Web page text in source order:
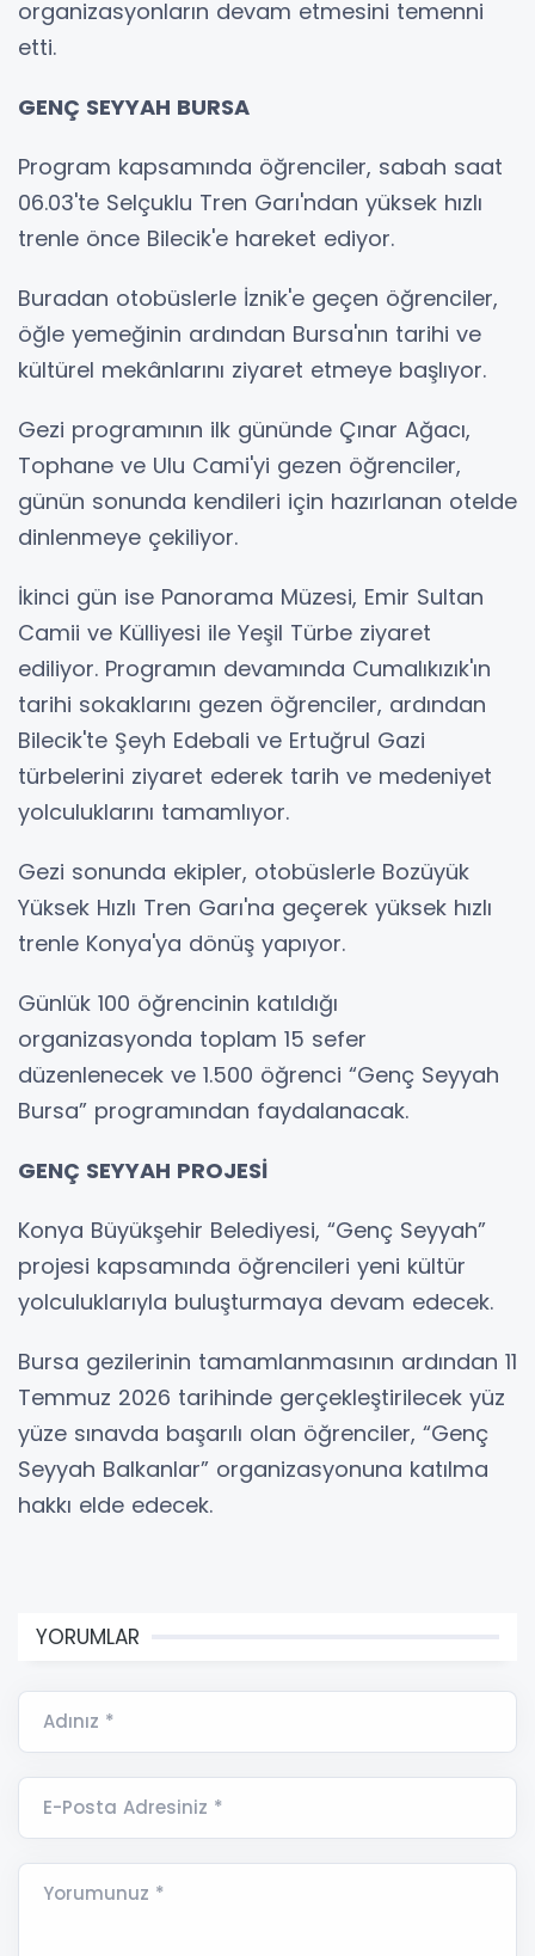
organizasyonların devam etmesini temenni
etti.
GENÇ SEYYAH BURSA
Program kapsamında öğrenciler, sabah saat
06.03'te Selçuklu Tren Garı'ndan yüksek hızlı
trenle önce Bilecik'e hareket ediyor.
Buradan otobüslerle İznik'e geçen öğrenciler,
öğle yemeğinin ardından Bursa'nın tarihi ve
kültürel mekânlarını ziyaret etmeye başlıyor.
Gezi programının ilk gününde Çınar Ağacı,
Tophane ve Ulu Cami'yi gezen öğrenciler,
günün sonunda kendileri için hazırlanan otelde
dinlenmeye çekiliyor.
İkinci gün ise Panorama Müzesi, Emir Sultan
Camii ve Külliyesi ile Yeşil Türbe ziyaret
ediliyor. Programın devamında Cumalıkızık'ın
tarihi sokaklarını gezen öğrenciler, ardından
Bilecik'te Şeyh Edebali ve Ertuğrul Gazi
türbelerini ziyaret ederek tarih ve medeniyet
yolculuklarını tamamlıyor.
Gezi sonunda ekipler, otobüslerle Bozüyük
Yüksek Hızlı Tren Garı'na geçerek yüksek hızlı
trenle Konya'ya dönüş yapıyor.
Günlük 100 öğrencinin katıldığı
organizasyonda toplam 15 sefer
düzenlenecek ve 1.500 öğrenci “Genç Seyyah
Bursa” programından faydalanacak.
GENÇ SEYYAH PROJESİ
Konya Büyükşehir Belediyesi, “Genç Seyyah”
projesi kapsamında öğrencileri yeni kültür
yolculuklarıyla buluşturmaya devam edecek.
Bursa gezilerinin tamamlanmasının ardından 11
Temmuz 2026 tarihinde gerçekleştirilecek yüz
yüze sınavda başarılı olan öğrenciler, “Genç
Seyyah Balkanlar” organizasyonuna katılma
hakkı elde edecek.
YORUMLAR
Adınız *
E-Posta Adresiniz *
Yorumunuz *